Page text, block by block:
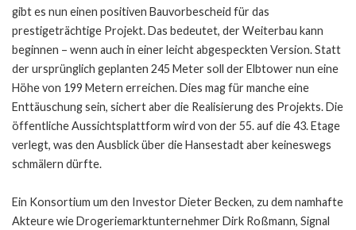
gibt es nun einen positiven Bauvorbescheid für das
prestigeträchtige Projekt. Das bedeutet, der Weiterbau kann
beginnen – wenn auch in einer leicht abgespeckten Version. Statt
der ursprünglich geplanten 245 Meter soll der Elbtower nun eine
Höhe von 199 Metern erreichen. Dies mag für manche eine
Enttäuschung sein, sichert aber die Realisierung des Projekts. Die
öffentliche Aussichtsplattform wird von der 55. auf die 43. Etage
verlegt, was den Ausblick über die Hansestadt aber keineswegs
schmälern dürfte.
Ein Konsortium um den Investor Dieter Becken, zu dem namhafte
Akteure wie Drogeriemarktunternehmer Dirk Roßmann, Signal